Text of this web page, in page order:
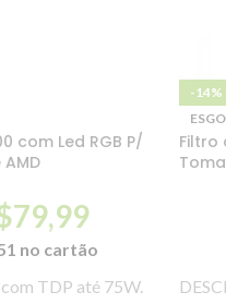
com Led RGB P/
79,99
no cartão
TDP até 75W.
-14%
Filtro